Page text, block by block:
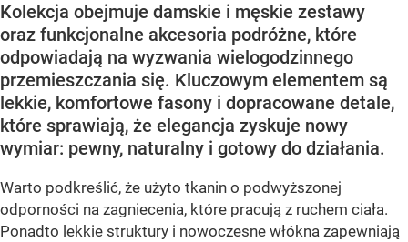
Kolekcja obejmuje damskie i męskie zestawy
oraz funkcjonalne akcesoria podróżne, które
odpowiadają na wyzwania wielogodzinnego
przemieszczania się. Kluczowym elementem są
lekkie, komfortowe fasony i dopracowane detale,
które sprawiają, że elegancja zyskuje nowy
wymiar: pewny, naturalny i gotowy do działania.
Warto podkreślić, że użyto tkanin o podwyższonej
odporności na zagniecenia, które pracują z ruchem ciała.
Ponadto lekkie struktury i nowoczesne włókna zapewniają